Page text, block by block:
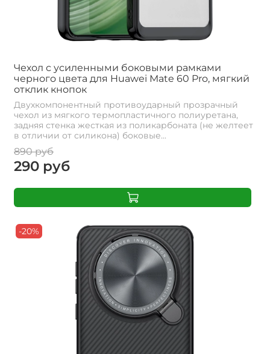
Чехол с усиленными боковыми рамками
черного цвета для Huawei Mate 60 Pro, мягкий
отклик кнопок
Двухкомпонентный противоударный прозрачный
чехол из мягкого термопластичного полиуретана,
задняя стенка жесткая из поликарбоната (не желтеет
в отличии от силикона) боковые...
890 руб
290 руб
-20%